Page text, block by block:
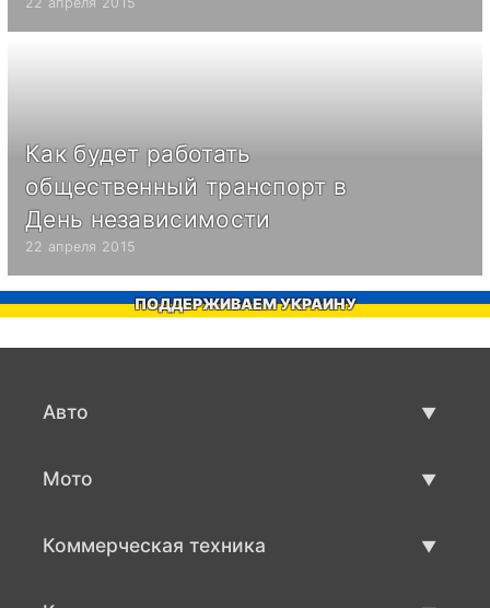
Как будет работать
общественный транспорт в
День независимости
22 апреля 2015
ПОДДЕРЖИВАЕМ УКРАИНУ
Авто
Мото
Коммерческая техника